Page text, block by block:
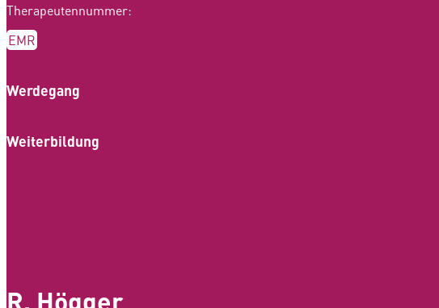
Therapeutennummer:
EMR
Werdegang
Weiterbildung
R. Högger